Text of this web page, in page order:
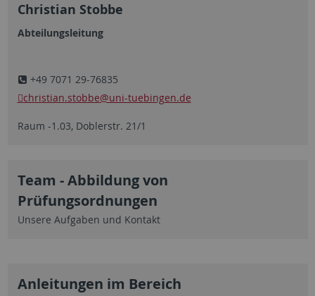
Christian Stobbe
Abteilungsleitung
+49 7071 29-76835
christian.stobbe@uni-tuebingen.de
Raum -1.03, Doblerstr. 21/1
Team - Abbildung von
Prüfungsordnungen
Unsere Aufgaben und Kontakt
Anleitungen im Bereich